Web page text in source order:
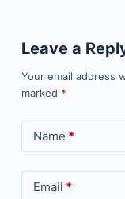
Leave a
Your email address
marked *
Name *
Email *